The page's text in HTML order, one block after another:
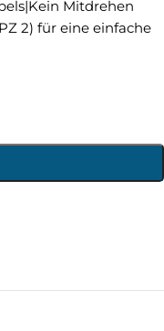
Mitdrehen
2) für eine einfache